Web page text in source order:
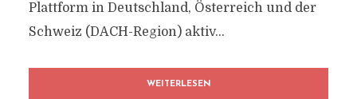
Plattform in Deutschland, Österreich und der
Schweiz (DACH-Region) aktiv...
WEITERLESEN